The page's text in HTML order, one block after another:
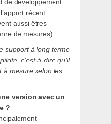
de développement
récent
aussi êtres
de mesures).
support à long terme
c’est-à-dire qu’il
à mesure selon les
version avec un
?